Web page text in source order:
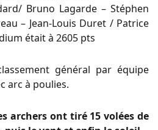
Bruno Lagarde – Stéphen
– Jean-Louis Duret / Patrice
était à 2605 pts
général par équipe
arc à poulies.
archers ont tiré 15 volées de